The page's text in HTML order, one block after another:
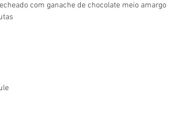
com ganache de chocolate meio amargo